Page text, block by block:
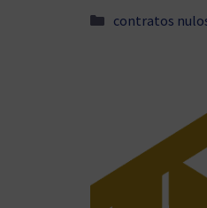
Categorías
contratos